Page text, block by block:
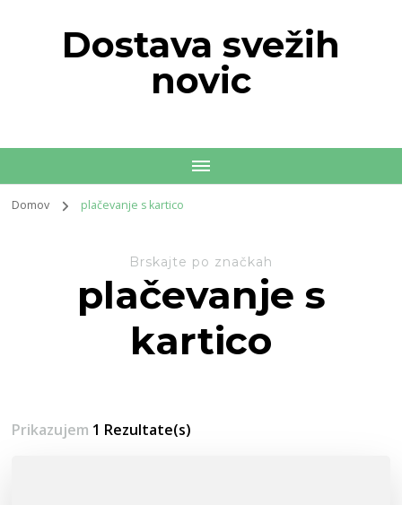
Dostava svežih
novic
Domov plačevanje s kartico
Brskajte po značkah
plačevanje s
kartico
Prikazujem 1 Rezultate(s)